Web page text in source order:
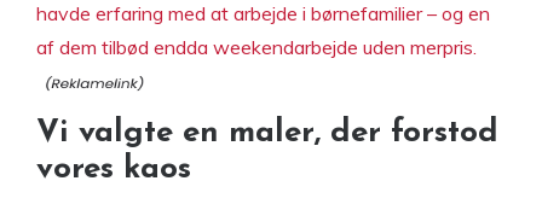
havde erfaring med at arbejde i børnefamilier – og en
af dem tilbød endda weekendarbejde uden merpris.
Vi valgte en maler, der forstod
vores kaos